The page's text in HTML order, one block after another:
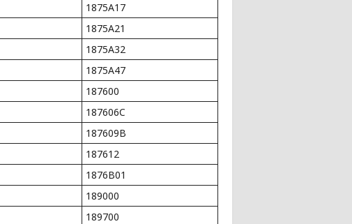
1875A17
1875A21
1875A32
1875A47
187600
187606C
187609B
187612
1876B01
189000
189700